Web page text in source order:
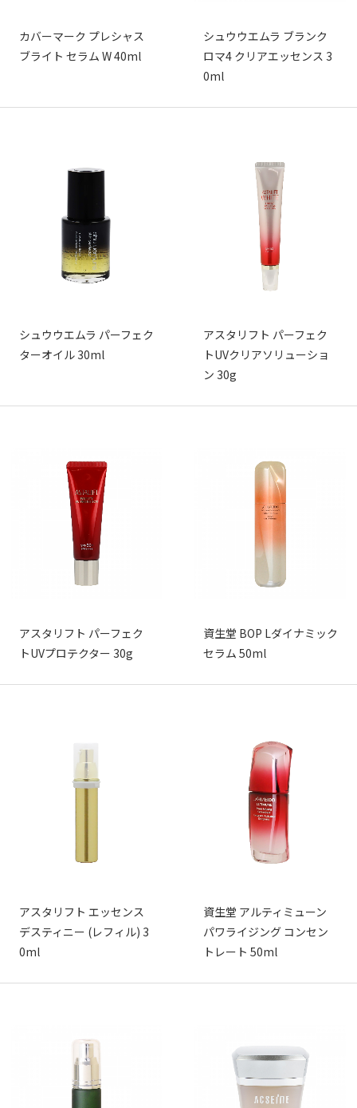
カバーマーク プレシャス
ブライト セラム W 40ml
シュウウエムラ ブランク
ロマ4 クリアエッセンス 3
0ml
シュウウエムラ パーフェク
ターオイル 30ml
アスタリフト パーフェク
トUVクリアソリューショ
ン 30g
アスタリフト パーフェク
トUVプロテクター 30g
資生堂 BOP Lダイナミック
セラム 50ml
アスタリフト エッセンス
デスティニー (レフィル) 3
0ml
資生堂 アルティミューン
パワライジング コンセン
トレート 50ml